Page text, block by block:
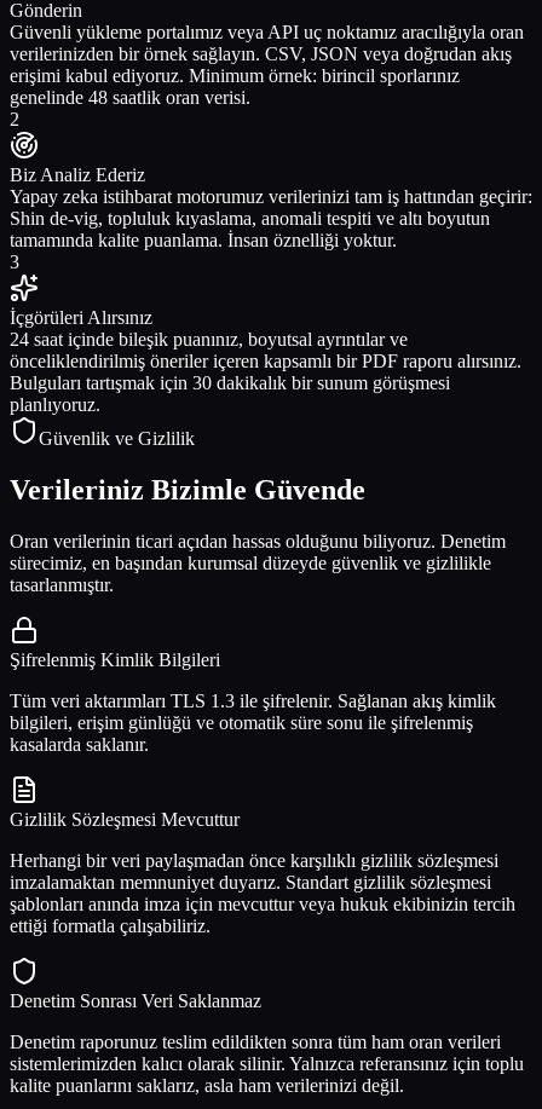
Gönderin
Güvenli yükleme portalımız veya API uç noktamız aracılığıyla oran
verilerinizden bir örnek sağlayın. CSV, JSON veya doğrudan akış
erişimi kabul ediyoruz. Minimum örnek: birincil sporlarınız
genelinde 48 saatlik oran verisi.
2
Biz Analiz Ederiz
Yapay zeka istihbarat motorumuz verilerinizi tam iş hattından geçirir:
Shin de-vig, topluluk kıyaslama, anomali tespiti ve altı boyutun
tamamında kalite puanlama. İnsan öznelliği yoktur.
3
İçgörüleri Alırsınız
24 saat içinde bileşik puanınız, boyutsal ayrıntılar ve
önceliklendirilmiş öneriler içeren kapsamlı bir PDF raporu alırsınız.
Bulguları tartışmak için 30 dakikalık bir sunum görüşmesi
planlıyoruz.
Güvenlik ve Gizlilik
Verileriniz Bizimle Güvende
Oran verilerinin ticari açıdan hassas olduğunu biliyoruz. Denetim
sürecimiz, en başından kurumsal düzeyde güvenlik ve gizlilikle
tasarlanmıştır.
Şifrelenmiş Kimlik Bilgileri
Tüm veri aktarımları TLS 1.3 ile şifrelenir. Sağlanan akış kimlik
bilgileri, erişim günlüğü ve otomatik süre sonu ile şifrelenmiş
kasalarda saklanır.
Gizlilik Sözleşmesi Mevcuttur
Herhangi bir veri paylaşmadan önce karşılıklı gizlilik sözleşmesi
imzalamaktan memnuniyet duyarız. Standart gizlilik sözleşmesi
şablonları anında imza için mevcuttur veya hukuk ekibinizin tercih
ettiği formatla çalışabiliriz.
Denetim Sonrası Veri Saklanmaz
Denetim raporunuz teslim edildikten sonra tüm ham oran verileri
sistemlerimizden kalıcı olarak silinir. Yalnızca referansınız için toplu
kalite puanlarını saklarız, asla ham verilerinizi değil.